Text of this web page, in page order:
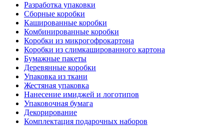
Разработка упаковки
Сборные коробки
Кашированные коробки
Комбинированные коробки
Коробки из микрогофрокартона
Коробки из слимкашированного картона
Бумажные пакеты
Деревянные коробки
Упаковка из ткани
Жестяная упаковка
Нанесение имиджей и логотипов
Упаковочная бумага
Декорирование
Комплектация подарочных наборов